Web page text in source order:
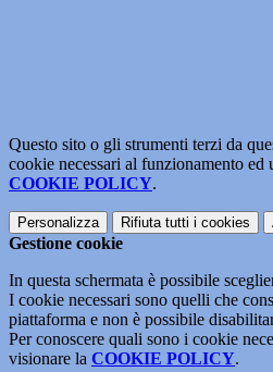
Questo sito o gli strumenti terzi da
cookie necessari al funzionamento
COOKIE POLICY.
Personalizza Rifiuta tutti i cookies
Gestione cookie
In questa schermata è possibile
I cookie necessari sono quelli che
piattaforma e non è possibile
Per conoscere quali sono i cookie
visionare la COOKIE POLICY.